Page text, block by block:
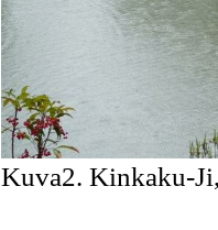
Kuva2. Kinkaku-